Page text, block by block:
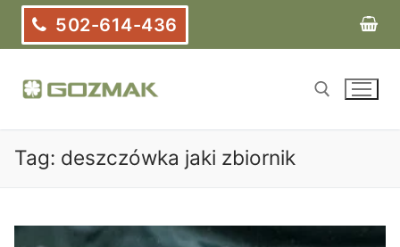
Przejdź
treści
502-614-436
Szukaj:
Tag: deszczówka jaki zbiornik